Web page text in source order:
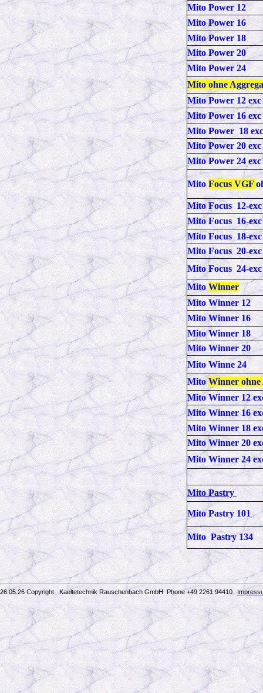
Mito Power 12
Mito Power 16
Mito Power 18
Mito Power 20
Mito Power 24
Mito ohne
Mito Power 12 exc
Mito Power 16 exc
Mito Power 18 exc
Mito Power 20 exc
Mito Power 24 exc
MitoFocus VGF
Mito Focus 12-exc
Mito Focus 16-exc
Mito Focus 18-exc
Mito Focus 20-exc
Mito Focus 24-exc
MitoWinner
Mito Winner 12
Mito Winner 16
Mito Winner 18
Mito Winner 20
Mito Winne 24
MitoWinner ohne
Mito Winner 12
Mito Winner 16
Mito Winner 18
Mito Winner 20
Mito Winner 24
Mito Pastry
Mito Pastry 101
Mito Pastry 134
26.05.26 Copyright Kaeltetechnik Rauschenbach GmbHPhone +49 2261 94410